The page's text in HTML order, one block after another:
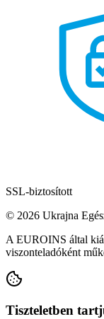
SSL-biztosított
© 2026 Ukrajna
A EUROINS által
viszonteladóként
Tiszteletben